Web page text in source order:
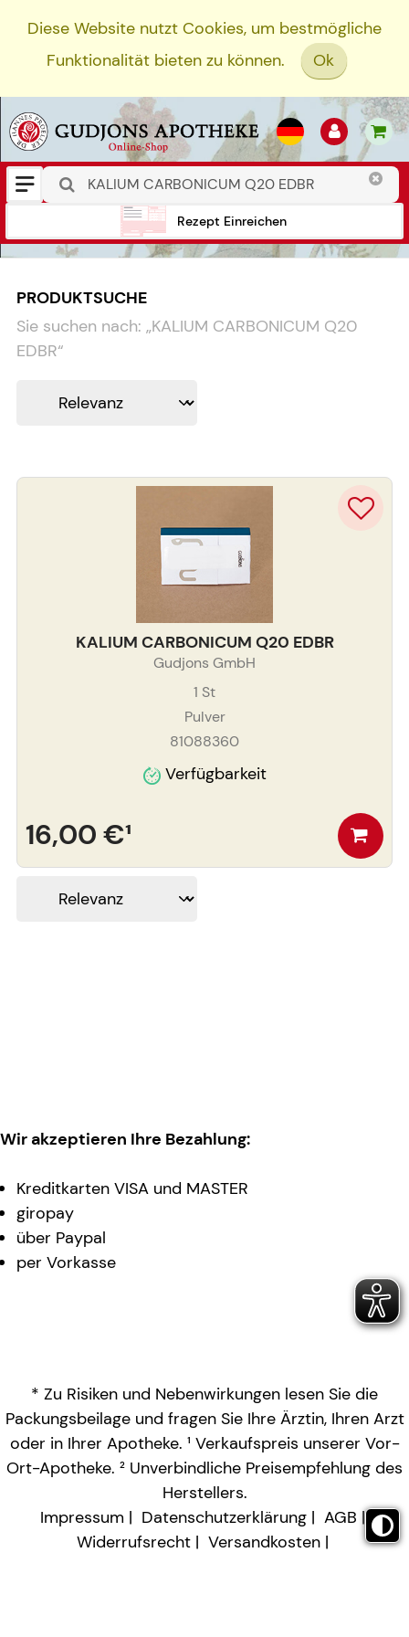
Diese Website nutzt Cookies, um bestmögliche
Funktionalität bieten zu können.
Ok
Rezept Einreichen
PRODUKTSUCHE
Sie suchen nach: „KALIUM CARBONICUM Q20
EDBR“
KALIUM CARBONICUM Q20 EDBR
Gudjons GmbH
1 St
Pulver
81088360
Verfügbarkeit
16,00 €¹
Wir akzeptieren Ihre Bezahlung:
Kreditkarten VISA und MASTER
giropay
über Paypal
per Vorkasse
* Zu Risiken und Nebenwirkungen lesen Sie die
Packungsbeilage und fragen Sie Ihre Ärztin, Ihren Arzt
oder in Ihrer Apotheke. ¹ Verkaufspreis unserer Vor-
Ort-Apotheke. ² Unverbindliche Preisempfehlung des
Herstellers.
Impressum
Datenschutzerklärung
AGB
Widerrufsrecht
Versandkosten